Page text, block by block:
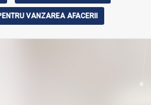
VANZAREA AFACERII